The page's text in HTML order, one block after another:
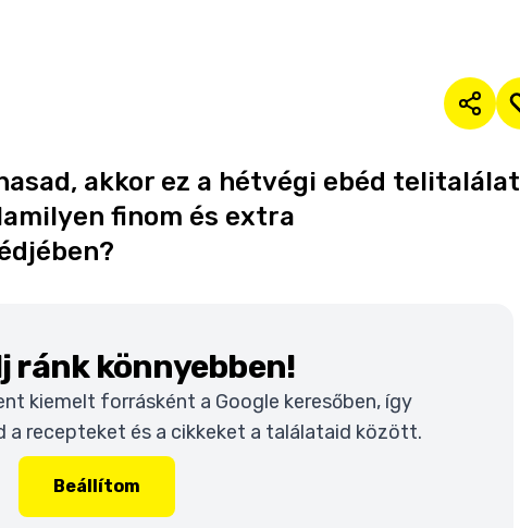
akkor ez a hétvégi ebéd telitalálat
finom és extra
ránk könnyebben!
kiemelt forrásként a Google keresőben, így
a recepteket és a cikkeket a találataid között.
Beállítom